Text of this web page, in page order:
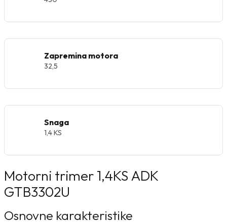
Zapremina motora
32,5
Snaga
1,4 KS
Motorni trimer 1,4KS ADK
GTB3302U
Osnovne karakteristike